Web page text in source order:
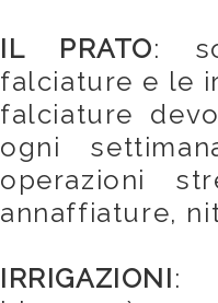
IL PRATO:
falciature e le
falciature
ogni
operazioni
annaffiature,
IRRIGAZIONI: